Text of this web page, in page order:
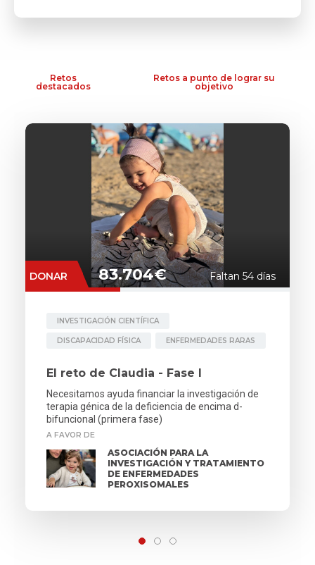
Retos
destacados
Retos a punto de lograr su
objetivo
DONAR 83.704€ Faltan 54 días
INVESTIGACIÓN CIENTÍFICA
DISCAPACIDAD FÍSICA ENFERMEDADES RARAS
El reto de Claudia - Fase I
Necesitamos ayuda financiar la investigación de
terapia génica de la deficiencia de encima d-
bifuncional (primera fase)
A FAVOR DE
ASOCIACIÓN PARA LA
INVESTIGACIÓN Y TRATAMIENTO
DE ENFERMEDADES
PEROXISOMALES